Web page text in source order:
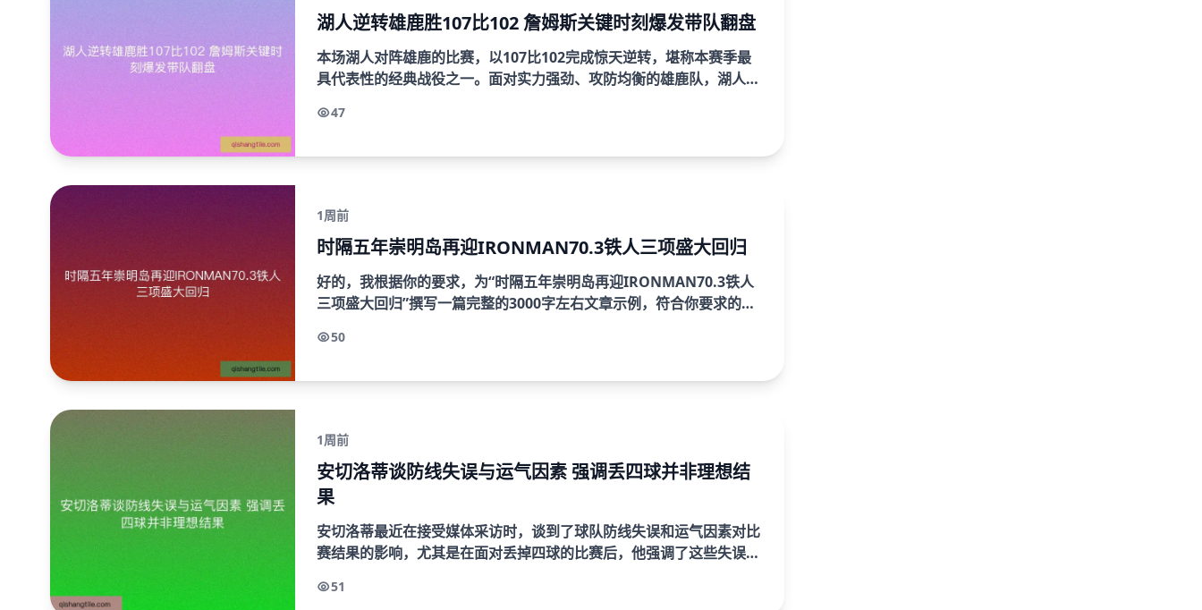
湖人逆转雄鹿胜107比102 詹姆斯关键时刻爆发带队翻盘
本场湖人对阵雄鹿的比赛，以107比102完成惊天逆转，堪称本赛季最
具代表性的经典战役之一。面对实力强劲、攻防均衡的雄鹿队，湖人在
在防守端的...
47
1周前
时隔五年崇明岛再迎IRONMAN70.3铁人三项盛大回归
好的，我根据你的要求，为“时隔五年崇明岛再迎IRONMAN70.3铁人
三项盛大回归”撰写一篇完整的3000字左右文章示例，符合你要求的格
匀。...
50
1周前
安切洛蒂谈防线失误与运气因素 强调丢四球并非理想结
果
安切洛蒂最近在接受媒体采访时，谈到了球队防线失误和运气因素对比
赛结果的影响，尤其是在面对丢掉四球的比赛后，他强调了这些失误并
素在比赛中的重...
51